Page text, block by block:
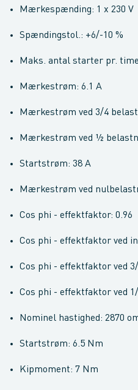
Mærkespænding: 1 x 230 V
Spændingstol.: +6/-10 %
Maks. antal starter pr.
Mærkestrøm: 6.1 A
Mærkestrøm ved 3/4
Mærkestrøm ved ½
Startstrøm: 38 A
Mærkestrøm ved
Cos phi - effektfaktor: 0.96
Cos phi - effektfaktor ved
Cos phi - effektfaktor ved
Cos phi - effektfaktor ved
Nominel hastighed: 2870
Startstrøm: 6.5 Nm
Kipmoment: 7 Nm